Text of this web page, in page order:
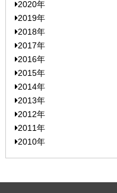
2020年
2019年
2018年
2017年
2016年
2015年
2014年
2013年
2012年
2011年
2010年